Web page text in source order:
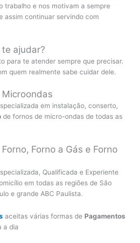
trabalho e nos motivam a sempre
assim continuar servindo com
ajudar?
para te atender sempre que precisar.
quem realmente sabe cuidar dele.
em instalação, conserto,
de fornos de micro-ondas de todas as
Forno a Gás e Forno
Qualificada e Experiente
em todas as regiões de São
e grande ABC Paulista.
aceitas várias formas de Pagamentos
a dia